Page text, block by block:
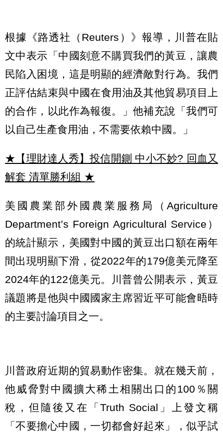
根據《路透社（Reuters）》報導，川普在貼
文中表示「中國刻意不購買我們的黃豆，讓農
民陷入困境，這是明顯的經濟敵對行為。我們
正評估結束與中國在食用油及其他貿易項目上
的合作，以此作為報復。」他補充說「我們可
以自己生產食用油，不需要依賴中國。」
★【理財達人秀】投信開鍘 中小不妙? 回血又
解套 清單勝利組 ★
美國農業部外國農業服務局（Agriculture
Department’s Foreign Agricultural Service）
的統計顯示，美國對中國的黃豆出口額在兩年
間出現明顯下滑，從2022年的179億美元降至
2024年的122億美元。川普曾公開表示，黃豆
議題將是他與中國國家主席習近平可能會晤時
的主要討論項目之一。
川普政府近期的貿易動作密集。就在幾天前，
他威脅對中國擴大稀土相關出口的100％關
稅，但隨後又在「Truth Social」上發文稱
「不要擔心中國，一切都會好起來」，似乎試